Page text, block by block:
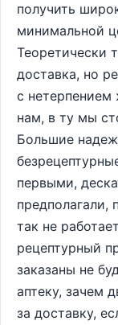
получить
минимальной
Теоретически
доставка, но
с
нам, в ту мы
Большие
первыми,
предполагали,
так не
рецептурный
заказаны не
аптеку, зачем
за доставку,